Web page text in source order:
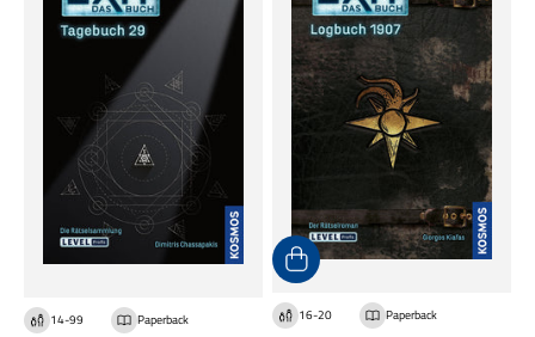
14-99 Paperback 16-20 Paperback